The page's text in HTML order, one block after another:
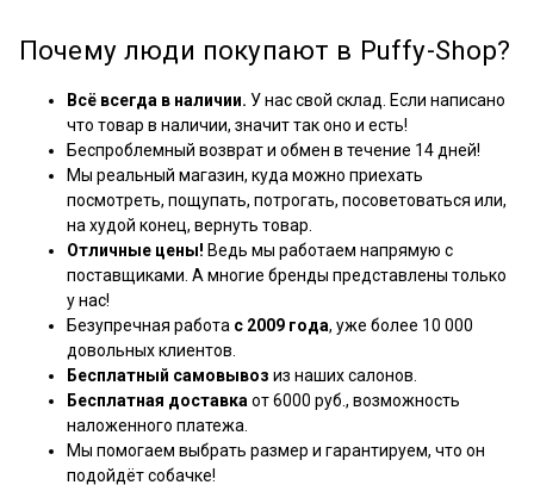
Почему люди покупают в Puffy-Shop?
Всё всегда в наличии. У нас свой склад. Если написано
что товар в наличии, значит так оно и есть!
Беспроблемный возврат и обмен в течение 14 дней!
Мы реальный магазин, куда можно приехать
посмотреть, пощупать, потрогать, посоветоваться или,
на худой конец, вернуть товар.
Отличные цены! Ведь мы работаем напрямую с
поставщиками. А многие бренды представлены только
у нас!
Безупречная работа с 2009 года, уже более 10 000
довольных клиентов.
Бесплатный самовывоз из наших салонов.
Бесплатная доставка от 6000 руб., возможность
наложенного платежа.
Мы помогаем выбрать размер и гарантируем, что он
подойдёт собачке!